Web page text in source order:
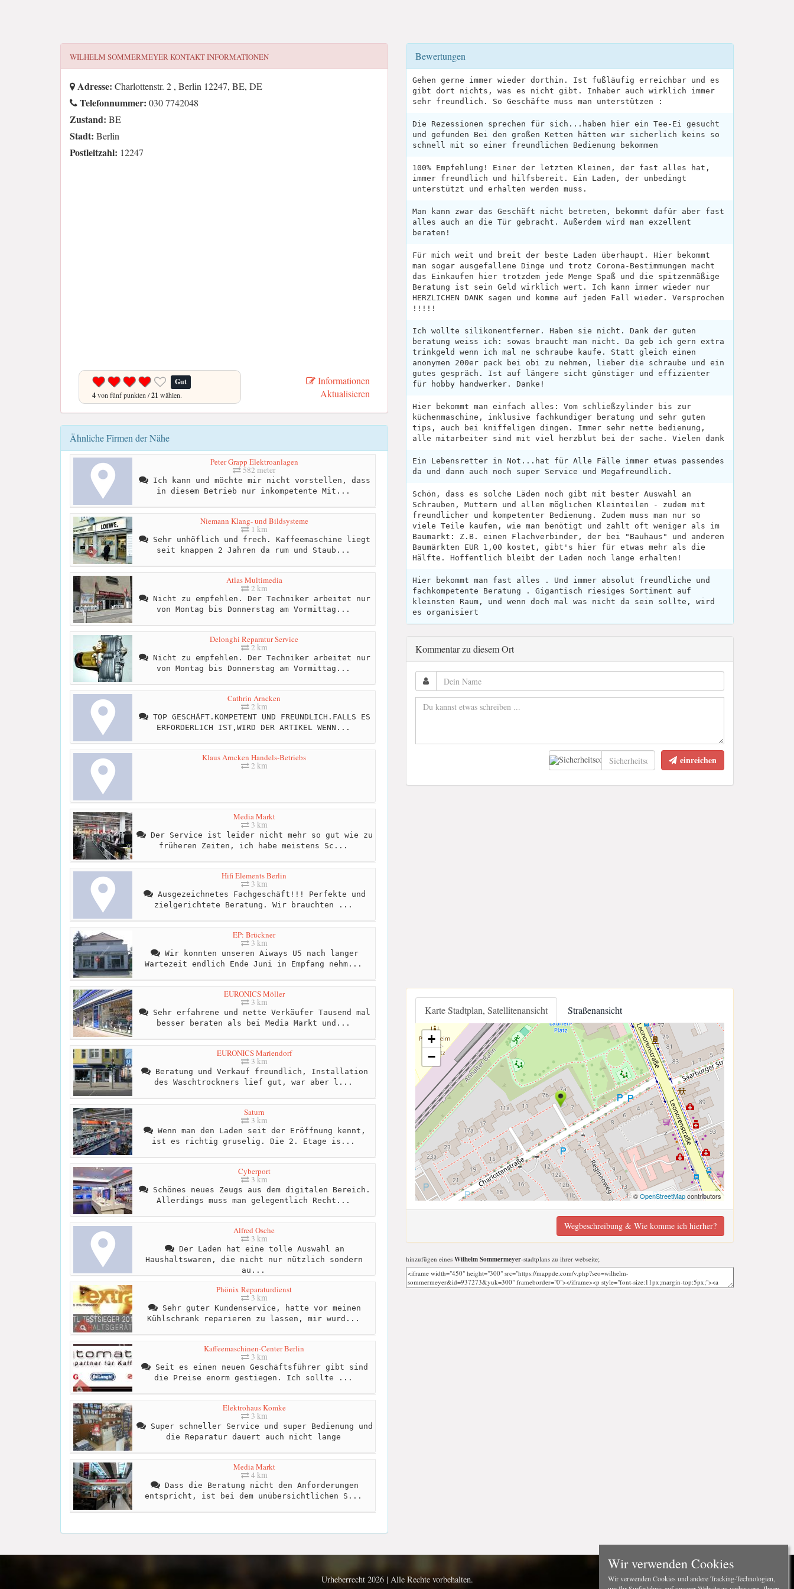
WILHELM SOMMERMEYERKONTAKT INFORMATIONEN
Adresse: Charlottenstr. 2 , Berlin 12247, BE, DE
Telefonnummer: 030 7742048
Zustand: BE
Stadt: Berlin
Postleitzahl: 12247
Gut
4von fünf punkten /21 wählen.
Informationen
Aktualisieren
Ähnliche Firmen der Nähe
Peter Grapp Elektroanlagen
582 meter
Ich kann und möchte mir nicht vorstellen, dass
in diesem Betrieb nur inkompetente Mit...
Niemann Klang- und Bildsysteme
1 km
Sehr unhöflich und frech. Kaffeemaschine liegt
seit knappen 2 Jahren da rum und Staub...
Atlas Multimedia
2 km
Nicht zu empfehlen. Der Techniker arbeitet nur
von Montag bis Donnerstag am Vormittag...
Delonghi Reparatur Service
2 km
Nicht zu empfehlen. Der Techniker arbeitet nur
von Montag bis Donnerstag am Vormittag...
Cathrin Arncken
2 km
TOP GESCHÄFT.KOMPETENT UND FREUNDLICH.FALLS ES
ERFORDERLICH IST,WIRD DER ARTIKEL WENN...
Klaus Arncken Handels-Betriebs
2 km
Media Markt
3 km
Der Service ist leider nicht mehr so gut wie zu
früheren Zeiten, ich habe meistens Sc...
Hifi Elements Berlin
3 km
Ausgezeichnetes Fachgeschäft!!! Perfekte und
zielgerichtete Beratung. Wir brauchten ...
EP: Brückner
3 km
Wir konnten unseren Aiways U5 nach langer
Wartezeit endlich Ende Juni in Empfang nehm...
EURONICS Möller
3 km
Sehr erfahrene und nette Verkäufer Tausend mal
besser beraten als bei Media Markt und...
EURONICS Mariendorf
3 km
Beratung und Verkauf freundlich, Installation
des Waschtrockners lief gut, war aber l...
Saturn
3 km
Wenn man den Laden seit der Eröffnung kennt,
ist es richtig gruselig. Die 2. Etage is...
Cyberport
3 km
Schönes neues Zeugs aus dem digitalen Bereich.
Allerdings muss man gelegentlich Recht...
Alfred Osche
3 km
Der Laden hat eine tolle Auswahl an
Haushaltswaren, die nicht nur nützlich sondern
au...
Phönix Reparaturdienst
3 km
Sehr guter Kundenservice, hatte vor meinen
Kühlschrank reparieren zu lassen, mir wurd...
Kaffeemaschinen-Center Berlin
3 km
Seit es einen neuen Geschäftsführer gibt sind
die Preise enorm gestiegen. Ich sollte ...
Elektrohaus Komke
3 km
Super schneller Service und super Bedienung und
die Reparatur dauert auch nicht lange
Media Markt
4 km
Dass die Beratung nicht den Anforderungen
entspricht, ist bei dem unübersichtlichen S...
Bewertungen
Gehen gerne immer wieder dorthin. Ist fußläufig erreichbar und es
gibt dort nichts, was es nicht gibt. Inhaber auch wirklich immer
sehr freundlich. So Geschäfte muss man unterstützen :
Die Rezessionen sprechen für sich...haben hier ein Tee-Ei gesucht
und gefunden Bei den großen Ketten hätten wir sicherlich keins so
schnell mit so einer freundlichen Bedienung bekommen
100% Empfehlung! Einer der letzten Kleinen, der fast alles hat,
immer freundlich und hilfsbereit. Ein Laden, der unbedingt
unterstützt und erhalten werden muss.
Man kann zwar das Geschäft nicht betreten, bekommt dafür aber fast
alles auch an die Tür gebracht. Außerdem wird man exzellent
beraten!
Für mich weit und breit der beste Laden überhaupt. Hier bekommt
man sogar ausgefallene Dinge und trotz Corona-Bestimmungen macht
das Einkaufen hier trotzdem jede Menge Spaß und die spitzenmäßige
Beratung ist sein Geld wirklich wert. Ich kann immer wieder nur
HERZLICHEN DANK sagen und komme auf jeden Fall wieder. Versprochen
!!!!!
Ich wollte silikonentferner. Haben sie nicht. Dank der guten
beratung weiss ich: sowas braucht man nicht. Da geb ich gern extra
trinkgeld wenn ich mal ne schraube kaufe. Statt gleich einen
anonymen 200er pack bei obi zu nehmen, lieber die schraube und ein
gutes gespräch. Ist auf längere sicht günstiger und effizienter
für hobby handwerker. Danke!
Hier bekommt man einfach alles: Vom schließzylinder bis zur
küchenmaschine, inklusive fachkundiger beratung und sehr guten
tips, auch bei kniffeligen dingen. Immer sehr nette bedienung,
alle mitarbeiter sind mit viel herzblut bei der sache. Vielen dank
Ein Lebensretter in Not...hat für Alle Fälle immer etwas passendes
da und dann auch noch super Service und Megafreundlich.
Schön, dass es solche Läden noch gibt mit bester Auswahl an
Schrauben, Muttern und allen möglichen Kleinteilen - zudem mit
freundlicher und kompetenter Bedienung. Zudem muss man nur so
viele Teile kaufen, wie man benötigt und zahlt oft weniger als im
Baumarkt: Z.B. einen Flachverbinder, der bei "Bauhaus" und anderen
Baumärkten EUR 1,00 kostet, gibt's hier für etwas mehr als die
Hälfte. Hoffentlich bleibt der Laden noch lange erhalten!
Hier bekommt man fast alles . Und immer absolut freundliche und
fachkompetente Beratung . Gigantisch riesiges Sortiment auf
kleinsten Raum, und wenn doch mal was nicht da sein sollte, wird
es organisiert
Kommentar zu diesem Ort
einreichen
Karte Stadtplan, Satellitenansicht Straßenansicht
+
−
©OpenStreetMapcontributors
Wegbeschreibung & Wie komme ich hierher?
hinzufügen eines Wilhelm Sommermeyer-stadtplans zu ihrer webseite;
Urheberrecht 2026 | Alle Rechte vorbehalten.
Wir verwenden Cookies
Wir verwenden Cookies und andere Tracking-Technologien,